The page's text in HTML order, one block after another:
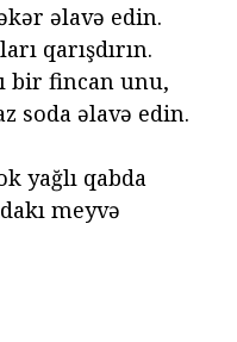
əlavə edin.
qarışdırın.
bir fincan unu,
soda əlavə edin.
yağlı qabda
meyvə